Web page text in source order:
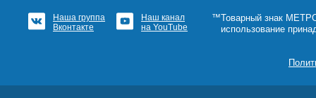
Наша группа
Вконтакте
Наш канал
на YouTube
™Товарный знак
использование